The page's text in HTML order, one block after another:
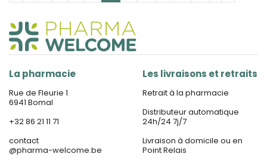
La pharmacie
Rue de Fleurie 1
6941 Bomal
+32 86 21 11 71
contact
@pharma-welcome.be
Les livraisons et retraits
Retrait à la pharmacie
Distributeur automatique
24h/24 7j/7
Livraison à domicile ou en
Point Relais